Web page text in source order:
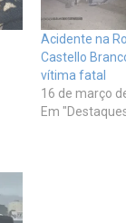
Acidente na
Castello
vítima fatal
16 de março
Em